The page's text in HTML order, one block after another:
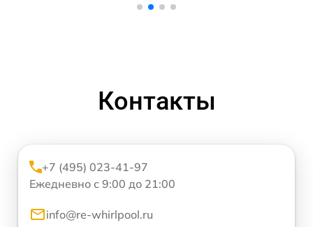
Контакты
+7 (495) 023-41-97
Ежедневно с 9:00 до 21:00
info@re-whirlpool.ru